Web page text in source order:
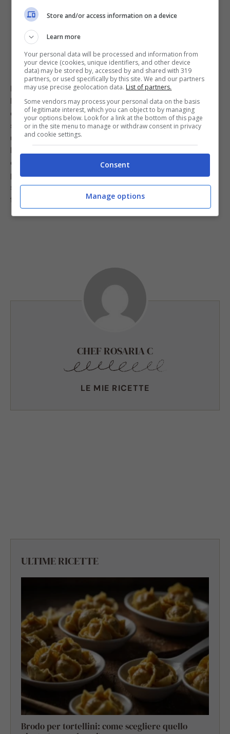
Ma cosa fondamentale è quella di tenere la friggitrice
leggermente rialzata dalla superficie di appoggio
durante il suo utilizzo, in quanto il calore da essa
sprigionato può rischiare di rovinare il piano di lavoro.
un errore quindi che potrebbe costarci molto. Qualora
la nostra friggitrice non dovesse avere i classici piedini
di appoggio, per proteggere la superficie sulla quale è
poggiata possiamo utilizzare una teglia da forno da
sistemare proprio tra la friggitrice ed il piano, così
facendo rimedieremo ad un grosso disastro!
CHEF ROSARIA C
LE MIE RICETTE
ULTIME RICETTE
Brodo per tortellini: come scegliere quello
Store and/or access information on a device
Learn more
Your personal data will be processed and information from
your device (cookies, unique identifiers, and other device
data) may be stored by, accessed by and shared with 319
partners, or used specifically by this site. We and our partners
may use precise geolocation data. List of partners.
Some vendors may process your personal data on the basis
of legitimate interest, which you can object to by managing
your options below. Look for a link at the bottom of this page
or in the site menu to manage or withdraw consent in privacy
and cookie settings.
Consent
Manage options